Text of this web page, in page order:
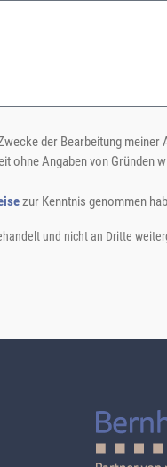
der Bearbeitung
ohne Angaben von Gründen
zur Kenntnis genommen
und nicht an Dritte